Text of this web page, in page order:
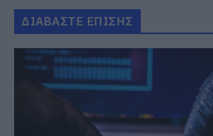
ΔΙΑΒΑΣΤΕ ΕΠΙΣΗΣ